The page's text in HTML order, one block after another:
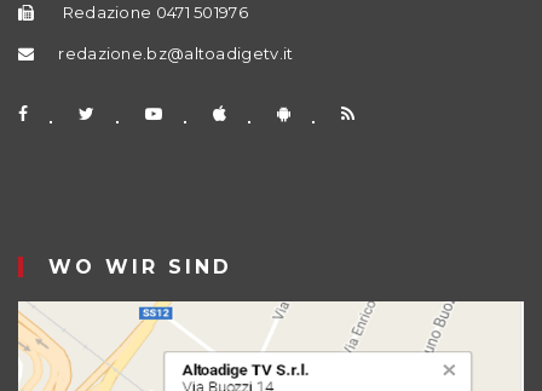
Redazione 0471 501976
redazione.bz@altoadigetv.it
WO WIR SIND